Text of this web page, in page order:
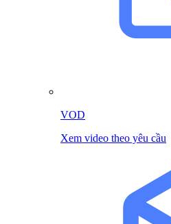
VOD
Xem video theo yêu cầu